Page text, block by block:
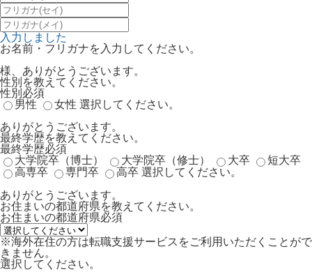
入力しました
お名前・フリガナを入力してください。
様、ありがとうございます。
性別を教えてください。
性別 必須
男性
女性 選択してください。
ありがとうございます。
最終学歴を教えてください。
最終学歴必須
大学院卒（博士）
大学院卒（修士） 大卒
短大卒
高専卒
専門卒 高卒 選択してください。
ありがとうございます。
お住まいの都道府県を教えてください。
お住まいの都道府県必須
※海外在住の方は転職支援サービスをご利用いただくことがで
きません。
選択してください。